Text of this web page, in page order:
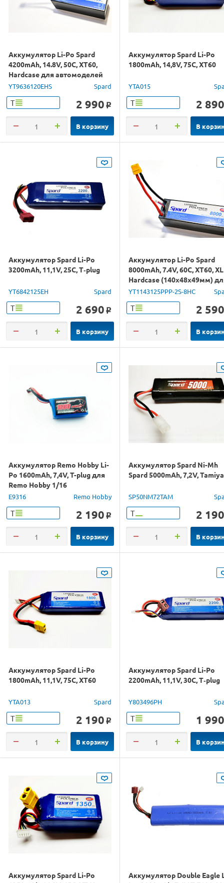
Аккумулятор Li-Po Spard
4200mAh, 14.8V, 50C, XT60,
Hardcase для автомоделей
1/10, 1/8
YT9636120EHS Spard
Т 2 990 o
В корзину
Аккумулятор Spard Li-Po
1800mAh, 14,8V, 75C, XT60
YTA015
Т 2 890
В
Аккумулятор Spard Li-Po
3200mAh, 11,1V, 25C, T‐plug
YT6842125EH Spard
Т 2 690 o
В корзину
Аккумулятор Li-Po Spard
8000mAh, 7.4V, 60C, XT60, XL
Hardcase (140x48x49мм)
авто 1/10, 1/8
YT1143125PPP-2S-8HC
Т 2 590
В
Аккумулятор Remo Hobby Li-
Po 1600mAh, 7,4V, T-plug для
Remo Hobby 1/16
E9316 Remo Hobby
Т 2 190 o
В корзину
Аккумулятор Spard Ni-Mh
Spard 5000mAh, 7,2V, Tamiya
SP50NM72TAM
Т 2 190
В
Аккумулятор Spard Li-Po
1800mAh, 11,1V, 75C, XT60
YTA013 Spard
Т 2 190 o
В корзину
Аккумулятор Spard Li-Po
2200mAh, 11,1V, 30C, T‐plug
Y803496PH
Т 1 990
В
Аккумулятор Spard Li-Po
Аккумулятор Double Eagle